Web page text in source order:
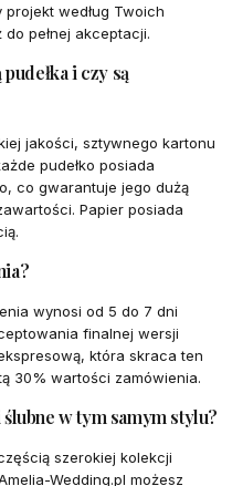
według Twoich
pełnej akceptacji.
i czy są
jakości, sztywnego kartonu
pudełko posiada
co gwarantuje jego dużą
Papier posiada
wynosi od 5 do 7 dni
finalnej wersji
która skraca ten
30% wartości zamówienia.
w tym samym stylu?
szerokiej kolekcji
Wedding.pl możesz